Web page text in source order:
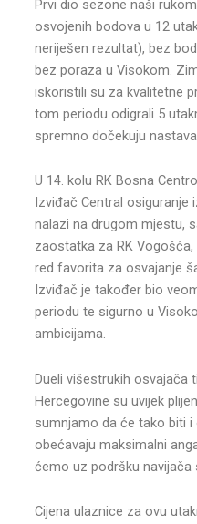
Prvi dio sezone naši
osvojenih bodova u 12
neriješen rezultat), bez
bez poraza u Visokom.
iskoristili su za kvalitetne
tom periodu odigrali 5
spremno dočekuju
U 14. kolu RK Bosna
Izviđač Central osiguranje
nalazi na drugom mjestu,
zaostatka za RK
red favorita za osvajanje
Izviđač je također bio
periodu te sigurno u
ambicijama.
Dueli višestrukih osvajača
Hercegovine su uvijek
sumnjamo da će tako biti
obećavaju maksimalni
ćemo uz podršku navijača
Cijena ulaznice za ovu